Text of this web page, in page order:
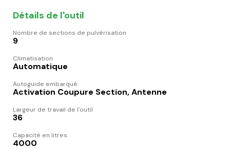
Détails de l'outil
Nombre de sections de pulvérisation
9
Climatisation
Automatique
Autoguide embarqué
Activation Coupure Section, Antenne
Largeur de travail de l'outil
36
Capacité en litres
4000